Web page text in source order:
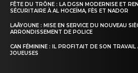
S'ABONNER
FÊTE DU TRÔNE : LA DGSN MODERNISE ET
SÉCURITAIRE À AL HOCEÏMA, FÈS ET NADOR
LAÂYOUNE : MISE EN SERVICE DU NOUVEAU
ARRONDISSEMENT DE POLICE
CAN FÉMININE : IL PROFITAIT DE SON TRAVAIL
JOUEUSES